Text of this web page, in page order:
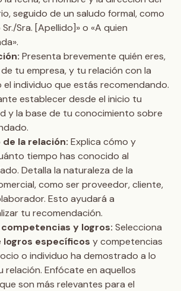
seguido de un saludo formal, como
Sra. [Apellido]» o «A quien
Presenta brevemente quién eres,
tu empresa, y tu relación con la
el individuo que estás recomendando.
establecer desde el inicio tu
y la base de tu conocimiento sobre
la relación: Explica cómo y
tiempo has conocido al
Detalla la naturaleza de la
como ser proveedor, cliente,
Esto ayudará a
tu recomendación.
y logros: Selecciona
logros específicos y competencias
o individuo ha demostrado a lo
relación. Enfócate en aquellos
son más relevantes para el